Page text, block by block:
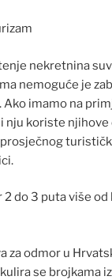
nekretnina
nemoguće je
imamo na
nju koriste
2 do 3 puta više
za odmor u
se brojkama